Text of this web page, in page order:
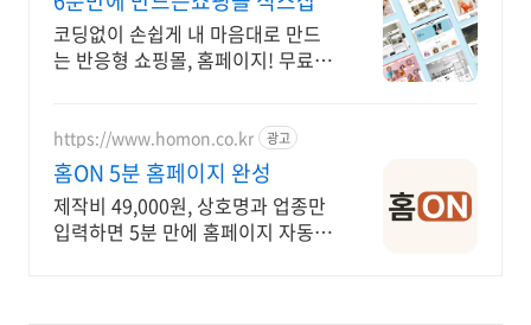
코딩없이 손쉽게 내 마음대로 만드
는 반응형 쇼핑몰, 홈페이지! 무료
https://www.homon.co.kr 광고
홈ON 5분 홈페이지 완성
제작비 49,000원, 상호명과 업종만
입력하면 5분 만에 홈페이지 자동